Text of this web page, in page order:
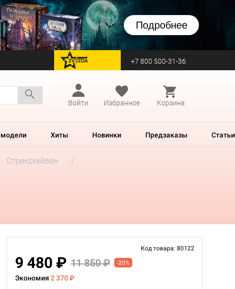
Подробнее
перейти на Zvezda +7 800 500-31-36
Войти
Избранное Корзина
Хиты Новинки Предзаказы Статьи
Стриксхейвен
Код товара: 80122
9 480 ₽ 11 850 ₽ -20%
Экономия 2 370 ₽